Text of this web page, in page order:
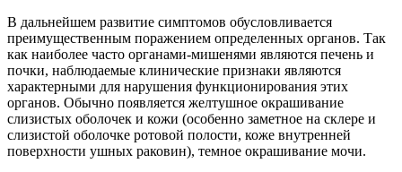
В дальнейшем развитие симптомов обусловливается
преимущественным поражением определенных органов. Так
как наиболее часто органами-мишенями являются печень и
почки, наблюдаемые клинические признаки являются
характерными для нарушения функционирования этих
органов. Обычно появляется желтушное окрашивание
слизистых оболочек и кожи (особенно заметное на склере и
слизистой оболочке ротовой полости, коже внутренней
поверхности ушных раковин), темное окрашивание мочи.